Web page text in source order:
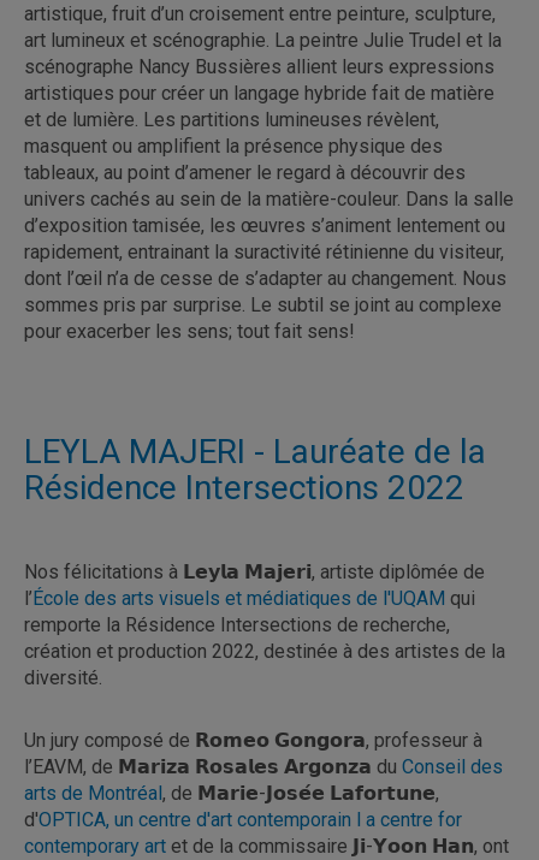
artistique, fruit d’un croisement entre peinture, sculpture,
art lumineux et scénographie. La peintre Julie Trudel et la
scénographe Nancy Bussières allient leurs expressions
artistiques pour créer un langage hybride fait de matière
et de lumière. Les partitions lumineuses révèlent,
masquent ou amplifient la présence physique des
tableaux, au point d’amener le regard à découvrir des
univers cachés au sein de la matière-couleur. Dans la salle
d’exposition tamisée, les œuvres s’animent lentement ou
rapidement, entrainant la suractivité rétinienne du visiteur,
dont l’œil n’a de cesse de s’adapter au changement. Nous
sommes pris par surprise. Le subtil se joint au complexe
pour exacerber les sens; tout fait sens!
LEYLA MAJERI - Lauréate de la
Résidence Intersections 2022
Nos félicitations à 𝗟𝗲𝘆𝗹𝗮 𝗠𝗮𝗷𝗲𝗿𝗶, artiste diplômée de
l’École des arts visuels et médiatiques de l'UQAM qui
remporte la Résidence Intersections de recherche,
création et production 2022, destinée à des artistes de la
diversité.
Un jury composé de 𝗥𝗼𝗺𝗲𝗼 𝗚𝗼𝗻𝗴𝗼𝗿𝗮, professeur à
l’EAVM, de 𝗠𝗮𝗿𝗶𝘇𝗮 𝗥𝗼𝘀𝗮𝗹𝗲𝘀 𝗔𝗿𝗴𝗼𝗻𝘇𝗮 du Conseil des
arts de Montréal, de 𝗠𝗮𝗿𝗶𝗲-𝗝𝗼𝘀𝗲́𝗲 𝗟𝗮𝗳𝗼𝗿𝘁𝘂𝗻𝗲,
d'OPTICA, un centre d'art contemporain l a centre for
contemporary art et de la commissaire 𝗝𝗶-𝗬𝗼𝗼𝗻 𝗛𝗮𝗻, ont